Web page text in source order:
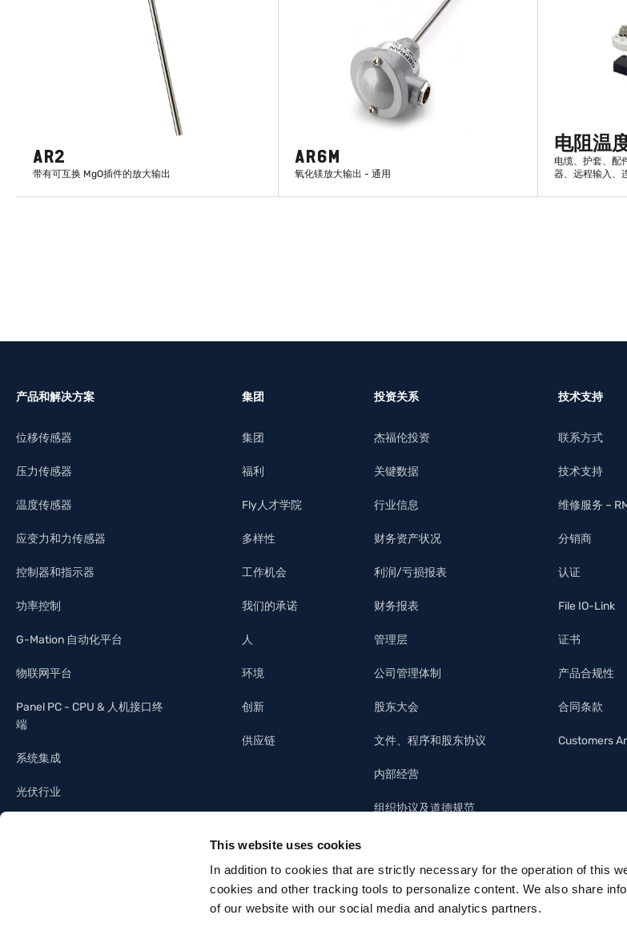
This website uses cookies
In addition to cookies that are strictly necessary for the operation of this
cookies and other tracking tools to personalize content. We also share
of our website with our social media and analytics partners.
AR2
带有可互换 MgO插件的放大输出
AR6M
氧化镁放大输出 - 通用
电阻温
电缆、护套、配
器、远程输入、
产品和解决方案
位移传感器
压力传感器
温度传感器
应变力和力传感器
控制器和指示器
功率控制
G-Mation 自动化平台
物联网平台
Panel PC - CPU & 人机接口终
端
系统集成
光伏行业
集团
集团
福利
Fly人才学院
多样性
工作机会
我们的承诺
人
环境
创新
供应链
投资关系
杰福伦投资
关键数据
行业信息
财务资产状况
利润/亏损报表
财务报表
管理层
公司管理体制
股东大会
文件、程序和股东协议
内部经营
组织协议及道德规范
技术支持
联系方式
技术支持
维修服务 –
分销商
认证
File IO-Link
证书
产品合规性
合同条款
Customers